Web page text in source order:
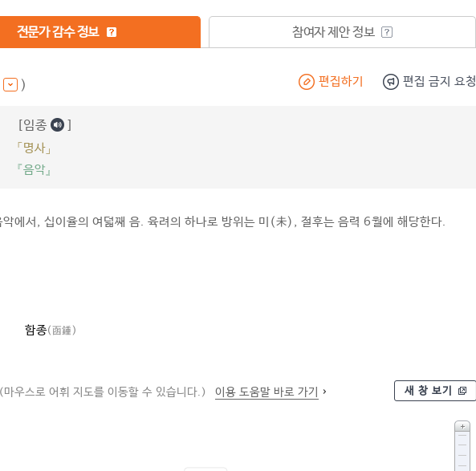
전문가 감수 정보 참여자 제안 정보
) 편집하기 편집 금지 요청
[임종 ]
「명사」
『음악』
악에서, 십이율의 여덟째 음. 육려의 하나로 방위는 미(未), 절후는 음력 6월에 해당한다.
함종(函鍾)
(마우스로 어휘 지도를 이동할 수 있습니다.) 이용 도움말 바로 가기 새 창 보기